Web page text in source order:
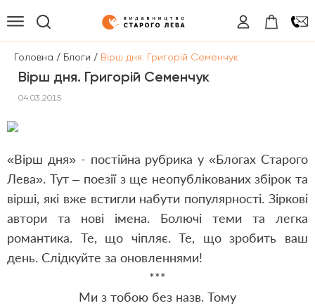
Головна / Блоги / Вірш дня. Григорій Семенчук
Вірш дня. Григорій Семенчук
04.03.2015
«Вірш дня» - постійна рубрика у «Блогах Старого
Лева». Тут – поезії з ще неопублікованих збірок та
вірші, які вже встигли набути популярності. Зіркові
автори та нові імена. Болючі теми та легка
романтика. Те, що чіпляє. Те, що зробить ваш
день. Слідкуйте за оновленнями!
***
Ми з тобою без назв. Тому